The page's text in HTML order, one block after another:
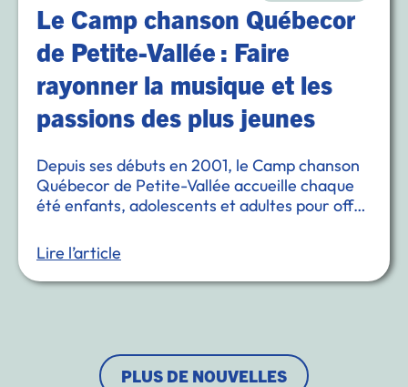
Le Camp chanson Québecor
de Petite-Vallée : Faire
rayonner la musique et les
passions des plus jeunes
Depuis ses débuts en 2001, le Camp chanson
Québecor de Petite-Vallée accueille chaque
été enfants, adolescents et adultes pour offrir
musique. Camille Cormier et Éli-Yan Gasse s’y
retrouvent …
Lire l’article
PLUS DE NOUVELLES